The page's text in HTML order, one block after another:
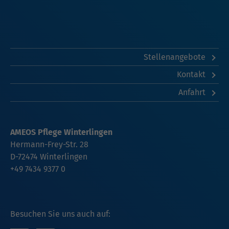
Stellenangebote
Kontakt
Anfahrt
Besuchen Sie uns auch auf:
AMEOS Pflege Winterlingen
Hermann-Frey-Str. 28
D-72474 Winterlingen
+49 7434 9377 0